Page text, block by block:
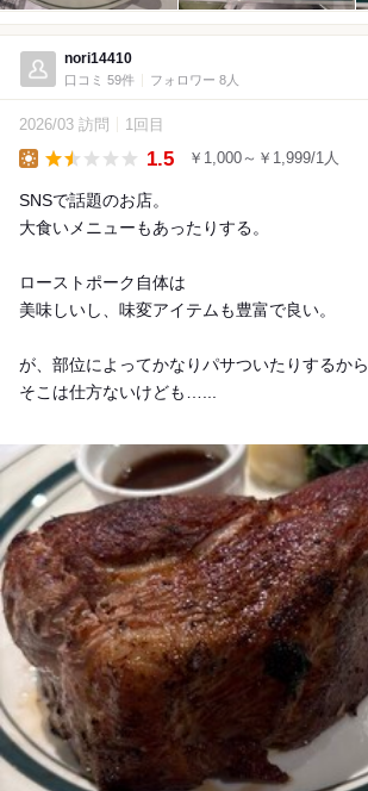
nori14410
口コミ 59件 フォロワー 8人
2026/03 訪問 1回目
1.5 ￥1,000～￥1,999/1人
SNSで話題のお店。
大食いメニューもあったりする。
ローストポーク自体は
美味しいし、味変アイテムも豊富で良い。
が、部位によってかなりパサついたりするから
そこは仕方ないけども…...